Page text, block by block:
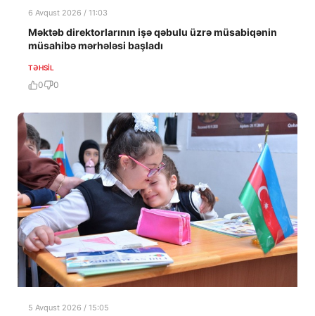
6 Avqust 2026 / 11:03
Məktəb direktorlarının işə qəbulu üzrə müsabiqənin
müsahibə mərhələsi başladı
TƏHSIL
0 0
5 Avqust 2026 / 15:05